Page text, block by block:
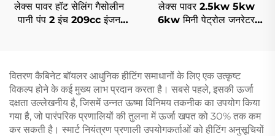
लेक्स पावर हॉट सेलिंग गैसोलीन
पानी पंप 2 इंच 209cc इंजन
लेक्स पावर 2.5kw 5kw
6kw मिनी पेट्रोल जनरेटर
वितरण कैबिनेट बॉयलर आधुनिक हीटिंग समाधानों के लिए एक उत्कृष्ट
विकल्प होने के कई मुख्य लाभ प्रदान करता है। सबसे पहले, इसकी ऊर्जा
दक्षता उल्लेखनीय है, जिसमें उन्नत ऊष्मा विनिमय तकनीक का उपयोग किया
गया है, जो पारंपरिक प्रणालियों की तुलना में ऊर्जा खपत को 30% तक कम
कर सकती है। स्मार्ट नियंत्रण प्रणाली उपयोगकर्ताओं को हीटिंग अनुसूचियों